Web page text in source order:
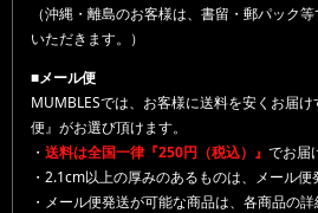
（沖縄・離島のお客様は、書留・郵パック
いただきます。）
■メール便
MUMBLESでは、お客様に送料を安くお届
便』がお選び頂けます。
・ 送料は全国一律『250円（税込）』 でお届
・2.1cm以上の厚みのあるものは、メール便
・メール便発送が可能な商品は、各商品の